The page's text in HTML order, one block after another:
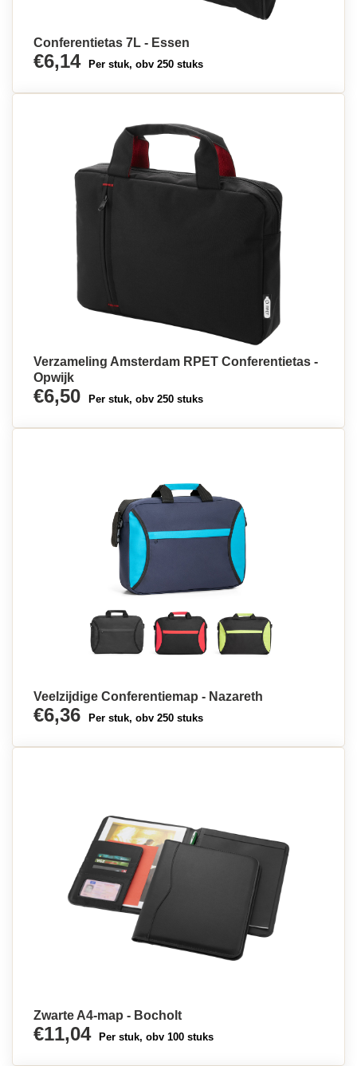
Conferentietas 7L - Essen
€6,14 Per stuk, obv 250 stuks
Verzameling Amsterdam RPET Conferentietas -
Opwijk
€6,50 Per stuk, obv 250 stuks
Veelzijdige Conferentiemap - Nazareth
€6,36 Per stuk, obv 250 stuks
Zwarte A4-map - Bocholt
€11,04 Per stuk, obv 100 stuks